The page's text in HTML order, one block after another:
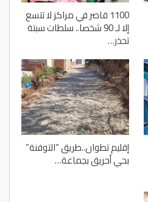
1100 قاصر في مراكز لا تتسع
إلا لـ 90 شخصا.. سلطات سبتة
تحذر…
إقليم تطوان..طريق “التوفنة”
بحي أحريق بجماعة…